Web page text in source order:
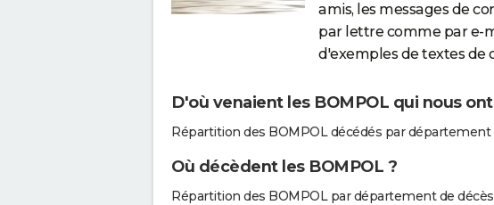
amis, les messages de
par lettre comme par e-
d'exemples de textes de
D'où venaient les BOMPOL qui nous
Répartition des BOMPOL décédés par département
Où décèdent les BOMPOL ?
Répartition des BOMPOL par département de